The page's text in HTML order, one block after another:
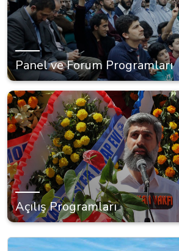
Panel ve Forum Programları
Açılış Programları